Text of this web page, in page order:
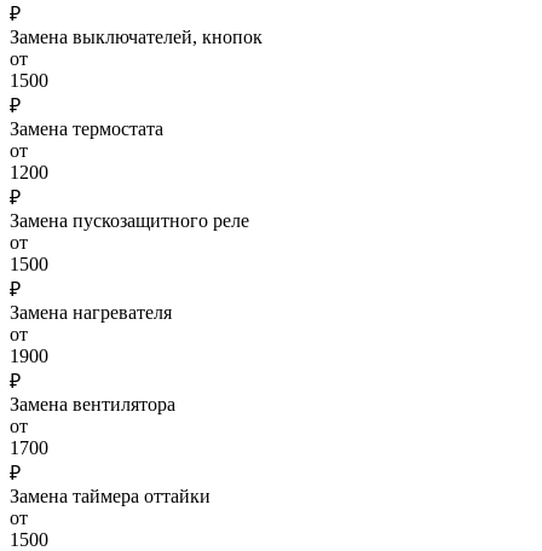
₽
Замена выключателей, кнопок
от
1500
₽
Замена термостата
от
1200
₽
Замена пускозащитного реле
от
1500
₽
Замена нагревателя
от
1900
₽
Замена вентилятора
от
1700
₽
Замена таймера оттайки
от
1500